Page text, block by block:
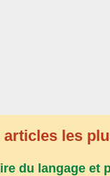
articles les
du langage et